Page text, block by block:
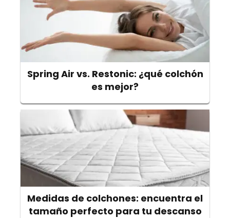
Spring Air vs. Restonic: ¿qué colchón
es mejor?
Medidas de colchones: encuentra el
tamaño perfecto para tu descanso